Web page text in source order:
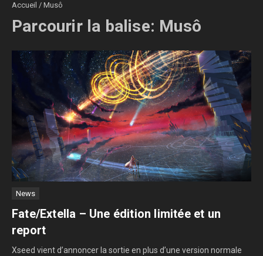
Accueil / Musô
Parcourir la balise: Musô
News
Fate/Extella – Une édition limitée et un
report
Xseed vient d’annoncer la sortie en plus d’une version normale